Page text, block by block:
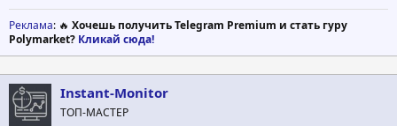
Реклама: 🔥 Хочешь получить Telegram Premium и стать гуру
Polymarket? Кликай сюда!
Instant-Monitor
ТОП-МАСТЕР